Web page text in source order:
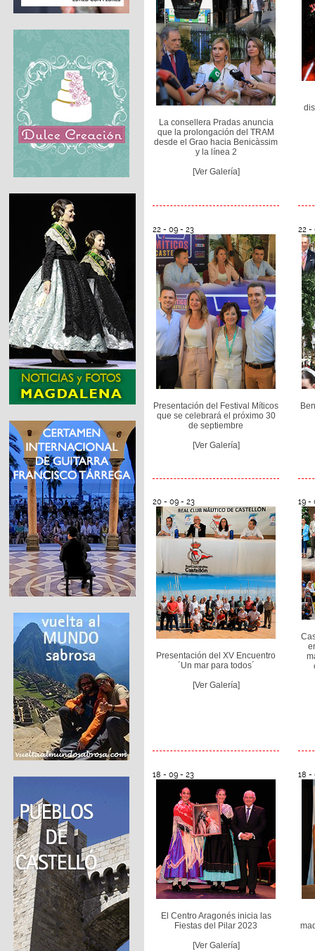
La consellera Pradas anuncia
que la prolongación del TRAM
desde el Grao hacia Benicàssim
y la línea 2
[Ver Galería]
22 - 09 - 23
Presentación del Festival Míticos
que se celebrará el próximo 30
de septiembre
[Ver Galería]
22 -
20 - 09 - 23
Presentación del XV Encuentro
´Un mar para todos´
[Ver Galería]
19 -
18 - 09 - 23
El Centro Aragonés inicia las
Fiestas del Pilar 2023
[Ver Galería]
18 -